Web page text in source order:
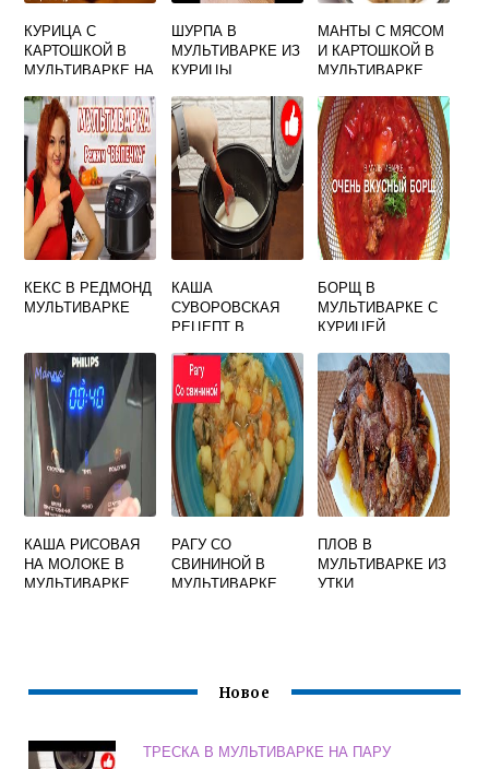
КУРИЦА С
КАРТОШКОЙ В
МУЛЬТИВАРКЕ НА
ШУРПА В
МУЛЬТИВАРКЕ ИЗ
КУРИЦЫ
МАНТЫ С МЯСОМ
И КАРТОШКОЙ В
МУЛЬТИВАРКЕ
КЕКС В РЕДМОНД
МУЛЬТИВАРКЕ
КАША
СУВОРОВСКАЯ
РЕЦЕПТ В
БОРЩ В
МУЛЬТИВАРКЕ С
КУРИЦЕЙ
КАША РИСОВАЯ
НА МОЛОКЕ В
МУЛЬТИВАРКЕ
РАГУ СО
СВИНИНОЙ В
МУЛЬТИВАРКЕ
ПЛОВ В
МУЛЬТИВАРКЕ ИЗ
УТКИ
Новое
ТРЕСКА В МУЛЬТИВАРКЕ НА ПАРУ